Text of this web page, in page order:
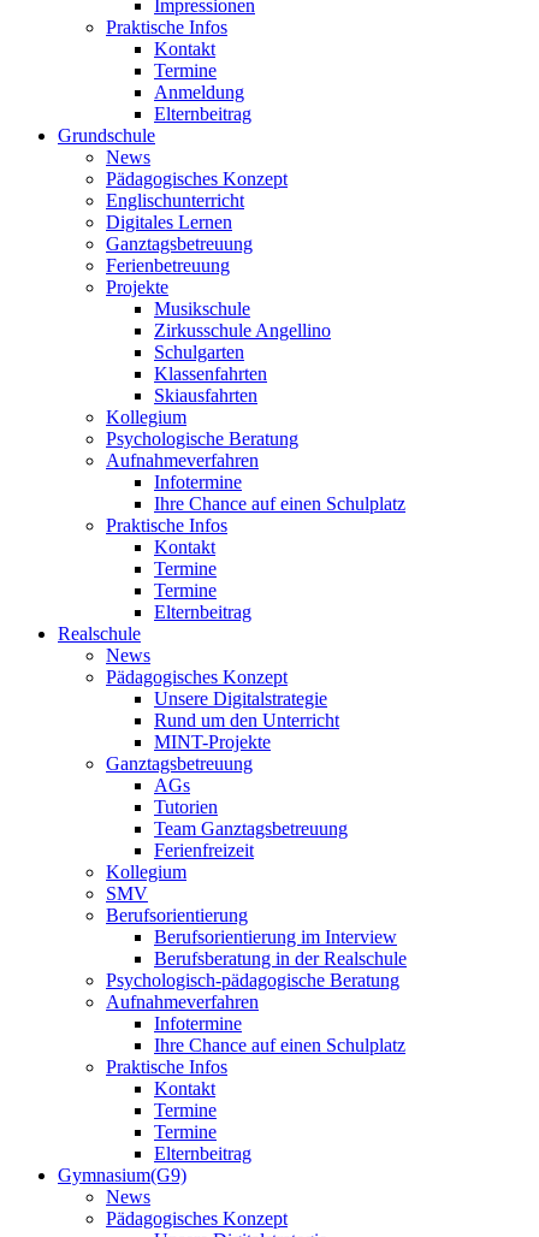
Impressionen
Praktische Infos
Kontakt
Termine
Anmeldung
Elternbeitrag
Grundschule
News
Pädagogisches Konzept
Englischunterricht
Digitales Lernen
Ganztagsbetreuung
Ferienbetreuung
Projekte
Musikschule
Zirkusschule Angellino
Schulgarten
Klassenfahrten
Skiausfahrten
Kollegium
Psychologische Beratung
Aufnahmeverfahren
Infotermine
Ihre Chance auf einen Schulplatz
Praktische Infos
Kontakt
Termine
Termine
Elternbeitrag
Realschule
News
Pädagogisches Konzept
Unsere Digitalstrategie
Rund um den Unterricht
MINT-Projekte
Ganztagsbetreuung
AGs
Tutorien
Team Ganztagsbetreuung
Ferienfreizeit
Kollegium
SMV
Berufsorientierung
Berufsorientierung im Interview
Berufsberatung in der Realschule
Psychologisch-pädagogische Beratung
Aufnahmeverfahren
Infotermine
Ihre Chance auf einen Schulplatz
Praktische Infos
Kontakt
Termine
Termine
Elternbeitrag
Gymnasium(G9)
News
Pädagogisches Konzept